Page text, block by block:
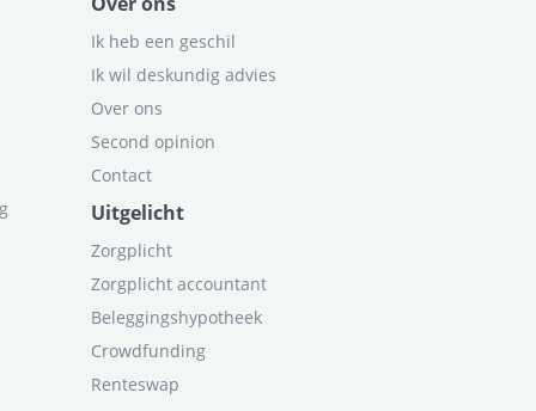
Ik heb een geschil
Ik wil deskundig advies
Over ons
Second opinion
Contact
Uitgelicht
Zorgplicht
Zorgplicht accountant
Beleggingshypotheek
Crowdfunding
Renteswap